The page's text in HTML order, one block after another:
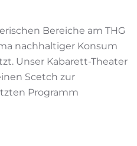
Bereiche am THG
nachhaltiger Konsum
Unser Kabarett-Theater
Scetch zur
Programm